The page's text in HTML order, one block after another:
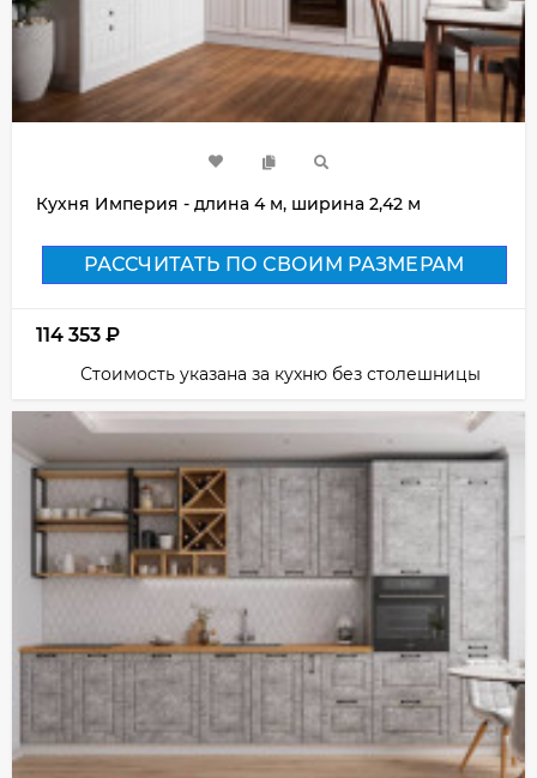
Кухня Империя - длина 4 м, ширина 2,42 м
РАССЧИТАТЬ ПО СВОИМ РАЗМЕРАМ
114 353 ₽
Стоимость указана за кухню без столешницы